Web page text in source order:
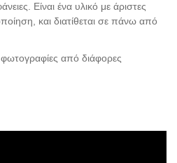
Είναι ένα υλικό με άριστες
και διατίθεται σε πάνω από
από διάφορες